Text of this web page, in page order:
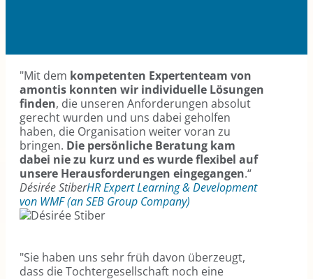
"Mit dem kompetenten Expertenteam von
amontis konnten wir individuelle Lösungen
finden, die unseren Anforderungen absolut
gerecht wurden und uns dabei geholfen
haben, die Organisation weiter voran zu
bringen. Die persönliche Beratung kam
dabei nie zu kurz und es wurde flexibel auf
unsere Herausforderungen eingegangen.“
Désirée StiberHR Expert Learning & Development
von WMF (an SEB Group Company)
"Sie haben uns sehr früh davon überzeugt,
dass die Tochtergesellschaft noch eine